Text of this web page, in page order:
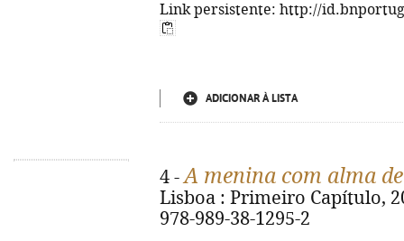
Link persistente: http://
ADICIONAR À LISTA
4 -A menina com alma
Lisboa : Primeiro Capítulo,
978-989-38-1295-2